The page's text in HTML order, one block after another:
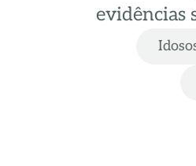
evidências